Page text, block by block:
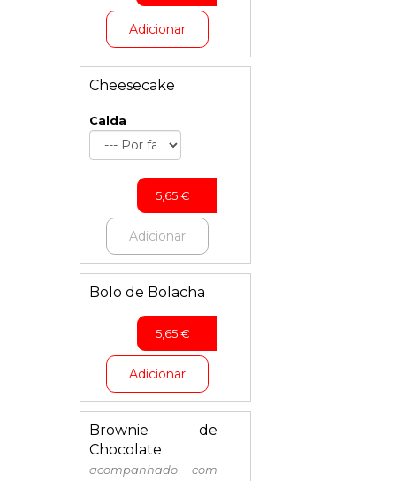
Adicionar
Cheesecake
Calda
5,65€
Adicionar
Bolo de Bolacha
5,65€
Adicionar
Brownie de
Chocolate
acompanhado com